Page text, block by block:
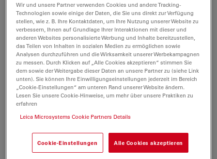
ATTO 740 biotin msds de
Jul 27, 2026 PDF, 198 KB
DOWNLOAD
ATTO 740 biotin msds en
Jul 27, 2026 PDF, 177 KB
ATTO 740 DOPE msds de
PDF, 198 KB
Wir und unsere Partner verwenden Cookies und andere Tracking-
Technologien sowie einige der Daten, die Sie uns direkt zur Verfügung
stellen, wie z. B. Ihre Kontaktdaten, um Ihre Nutzung unserer Website zu
verbessern, Ihnen auf Grundlage Ihrer Interaktionen mit dieser und
anderen Websites personalisierte Werbung und Inhalte bereitzustellen,
das Teilen von Inhalten in sozialen Medien zu ermöglichen sowie
Analysen durchzuführen und die Wirksamkeit unserer Werbekampagnen
zu messen. Durch Klicken auf „Alle Cookies akzeptieren“ stimmen Sie
dem sowie der Weitergabe dieser Daten an unsere Partner zu (siehe Link
unten). Sie können Ihre Einwilligungseinstellungen jederzeit im Bereich
„Cookie-Einstellungen“ am unteren Rand unserer Website ändern.
Lesen Sie unsere Cookie-Hinweise, um mehr über unsere Praktiken zu
erfahren
Leica Microsystems Cookie Partners Details
Cookie-Einstellungen Alle Cookies akzeptieren